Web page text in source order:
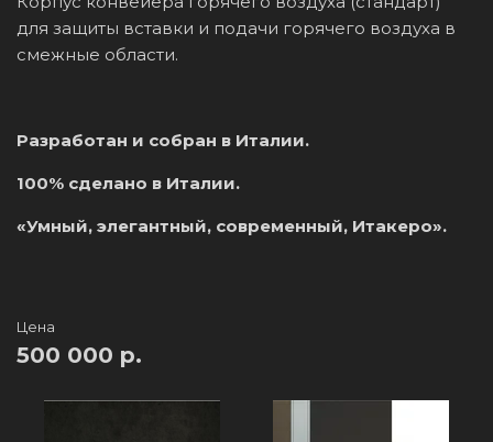
для защиты вставки и подачи горячего воздуха в
смежные области.
Разработан и собран в Италии.
100% сделано в Италии.
«Умный, элегантный, современный, Итакеро».
Цена
500 000 р.